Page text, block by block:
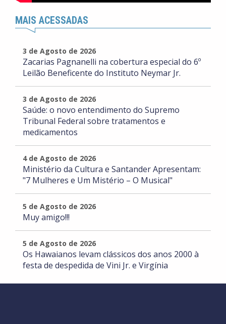
MAIS ACESSADAS
3 de Agosto de 2026
Zacarias Pagnanelli na cobertura especial do 6º
Leilão Beneficente do Instituto Neymar Jr.
3 de Agosto de 2026
Saúde: o novo entendimento do Supremo
Tribunal Federal sobre tratamentos e
medicamentos
4 de Agosto de 2026
Ministério da Cultura e Santander Apresentam:
"7 Mulheres e Um Mistério – O Musical"
5 de Agosto de 2026
Muy amigo!!!
5 de Agosto de 2026
Os Hawaianos levam clássicos dos anos 2000 à
festa de despedida de Vini Jr. e Virgínia